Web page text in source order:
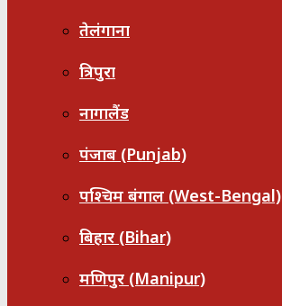
तेलंगाना
त्रिपुरा
नागालैंड
पंजाब (Punjab)
पश्चिम बंगाल (West-Bengal)
बिहार (Bihar)
मणिपुर (Manipur)